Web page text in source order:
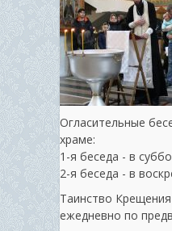
Огласительные
храме:
1-я беседа - в
2-я беседа - в
Таинство
ежедневно по